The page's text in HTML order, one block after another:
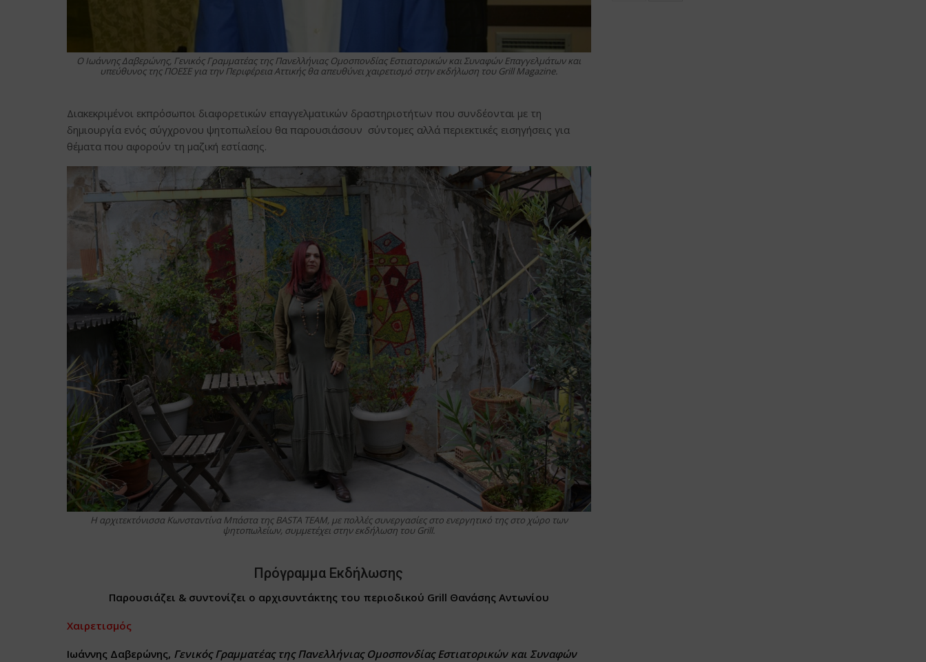
Ο Iωάννης Δαβερώνης, Γενικός Γραμματέας της Πανελλήνιας Ομοσπονδίας Εστιατορικών και Συναφών Επαγγελμάτων και
υπεύθυνος της ΠΟΕΣΕ για την Περιφέρεια Αττικής θα απευθύνει χαιρετισμό στην εκδήλωση του Grill Magazine.
Διακεκριμένοι εκπρόσωποι διαφορετικών επαγγελματικών δραστηριοτήτων που συνδέονται με τη
δημιουργία ενός σύγχρονου ψητοπωλείου θα παρουσιάσουν σύντομες αλλά περιεκτικές εισηγήσεις για
θέματα που αφορούν τη μαζική εστίασης.
Η αρχιτεκτόνισσα Κωνσταντίνα Μπάστα της BASTA TEAM, με πολλές συνεργασίες στο ενεργητικό της στο χώρο των
ψητοπωλείων, συμμετέχει στην εκδήλωση του Grill.
Πρόγραμμα Εκδήλωσης
Παρουσιάζει & συντονίζει ο αρχισυντάκτης του περιοδικού Grill Θανάσης Αντωνίου
Χαιρετισμός
Iωάννης Δαβερώνης, Γενικός Γραμματέας της Πανελλήνιας Ομοσπονδίας Εστιατορικών και Συναφών